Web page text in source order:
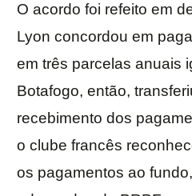
O acordo foi refeito em
Lyon concordou em
em três parcelas anuais
Botafogo, então,
recebimento dos
o clube francês
os pagamentos ao